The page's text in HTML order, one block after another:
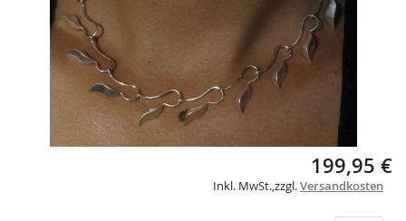
199,95 €
Inkl. MwSt.,zzgl.Versandkosten